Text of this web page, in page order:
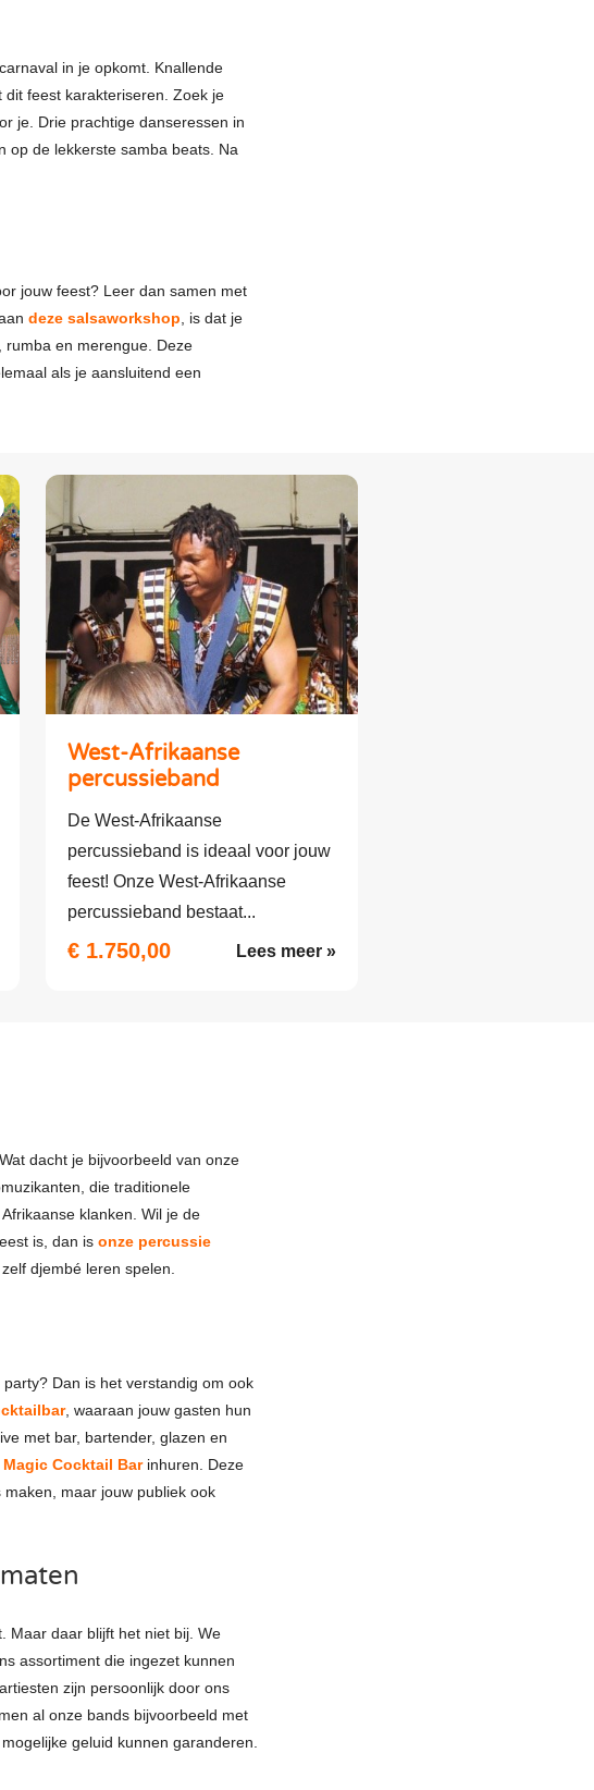
in je opkomt. Knallende
feest karakteriseren. Zoek je
je. Drie prachtige danseressen in
op de lekkerste samba beats. Na
jouw feest? Leer dan samen met
deze salsaworkshop , is dat je
en merengue. Deze
als je aansluitend een
West-Afrikaanse
percussieband
De West-Afrikaanse
percussieband is ideaal voor jouw
feest! Onze West-Afrikaanse
percussieband bestaat...
€ 1.750,00 Lees meer »
dacht je bijvoorbeeld van onze
die traditionele
klanken. Wil je de
is, dan is onze percussie
djembé leren spelen.
Dan is het verstandig om ook
, waaraan jouw gasten hun
met bar, bartender, glazen en
Magic Cocktail Barinhuren. Deze
maar jouw publiek ook
Maar daar blijft het niet bij. We
assortiment die ingezet kunnen
zijn persoonlijk door ons
al onze bands bijvoorbeeld met
geluid kunnen garanderen.